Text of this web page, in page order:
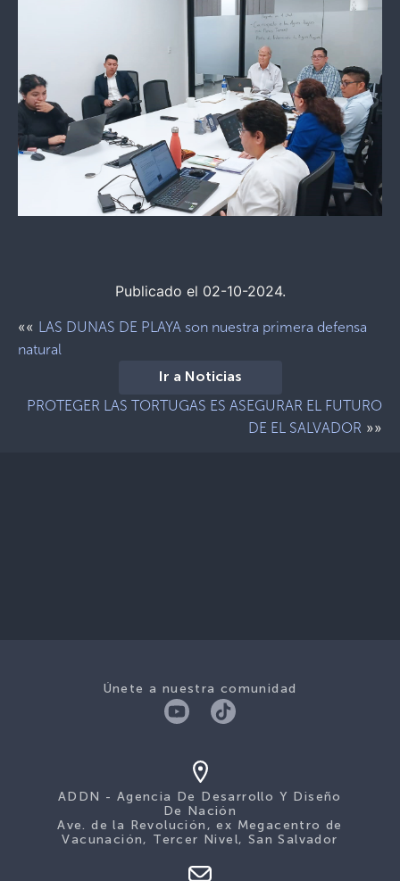
Publicado el 02-10-2024.
«« LAS DUNAS DE PLAYA son nuestra primera defensa
natural
Ir a Noticias
PROTEGER LAS TORTUGAS ES ASEGURAR EL FUTURO
DE EL SALVADOR »»
Únete a nuestra comunidad
ADDN - Agencia De Desarrollo Y Diseño
De Nación
Ave. de la Revolución, ex Megacentro de
Vacunación, Tercer Nivel, San Salvador